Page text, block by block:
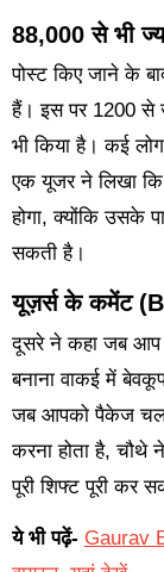
88,000 से भी
पोस्ट किए जाने के
हैं। इस पर 1200 से
भी किया है। कई
एक यूजर ने लिखा
होगा, क्योंकि उसके
सकती है।
यूज़र्स के कमेंट
दूसरे ने कहा जब आप
बनाना वाकई में
जब आपको पैकेज
करना होता है, चौथे
पूरी शिफ्ट पूरी कर
ये भी पढ़ें- Gaurav